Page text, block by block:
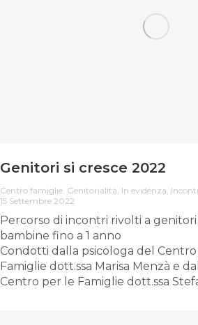
Genitori si cresce 2022
Centro famiglie Genitorialità In evidenza
15 Settembre 2022
Percorso di incontri rivolti a
bambine fino a 1 anno
Condotti dalla psicologa del
Famiglie dott.ssa Marisa Menzà e
Centro per le Famiglie dott.ssa